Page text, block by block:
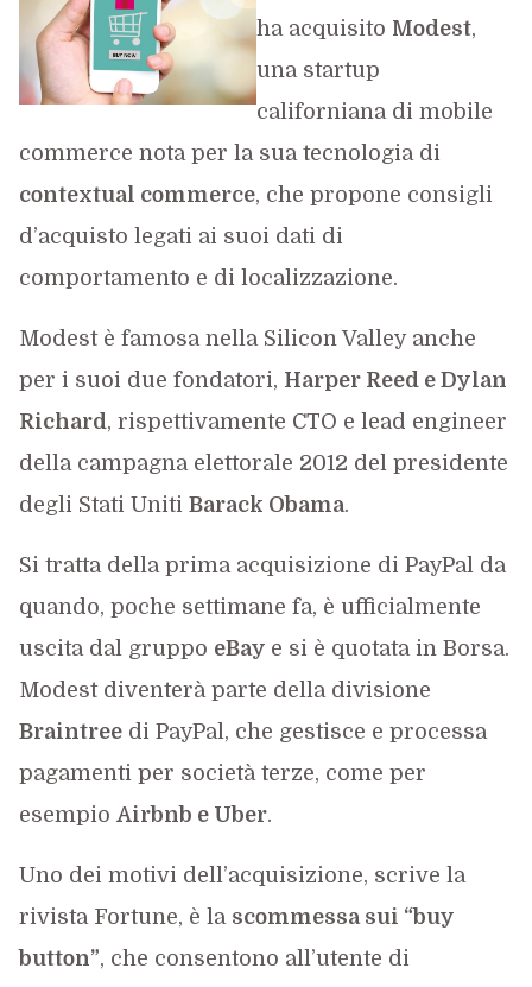
ha acquisito Modest,
una startup
californiana di mobile
commerce nota per la sua tecnologia di
contextual commerce, che propone consigli
d’acquisto legati ai suoi dati di
comportamento e di localizzazione.
Modest è famosa nella Silicon Valley anche
per i suoi due fondatori, Harper Reed e Dylan
Richard, rispettivamente CTO e lead engineer
della campagna elettorale 2012 del presidente
degli Stati Uniti Barack Obama.
Si tratta della prima acquisizione di PayPal da
quando, poche settimane fa, è ufficialmente
uscita dal gruppo eBay e si è quotata in Borsa.
Modest diventerà parte della divisione
Braintreedi PayPal, che gestisce e processa
pagamenti per società terze, come per
esempio Airbnb e Uber.
Uno dei motivi dell’acquisizione, scrive la
rivista Fortune, è la scommessa sui “buy
button”, che consentono all’utente di